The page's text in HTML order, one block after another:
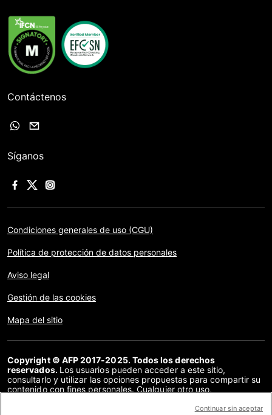
Contáctenos
Síganos
Condiciones generales de uso (CGU)
Política de protección de datos personales
Aviso legal
Gestión de las cookies
Mapa del sitio
Copyright © AFP 2017-2025. Todos los derechos
reservados. Los usuarios pueden acceder a este sitio,
consultarlo y utilizar las opciones propuestas para compartir su
contenido con fines personales. Cualquier otro uso,
distribución del contenido de este sitio, en su totalidad o en
Continuar sin aceptar